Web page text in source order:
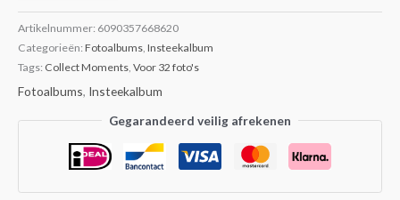
Artikelnummer: 6090357668620
Categorieën: Fotoalbums Insteekalbum
Tags: Collect Moments Voor 32 foto's
Fotoalbums, Insteekalbum
Gegarandeerd veilig afrekenen